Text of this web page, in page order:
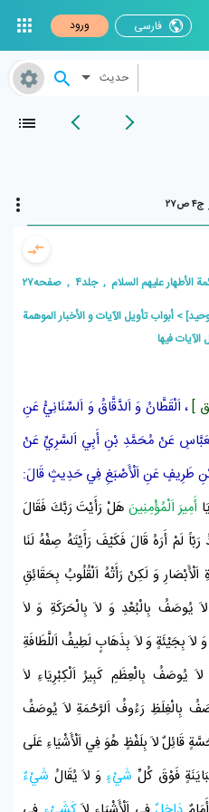
فارسی ورود
حدیث
ج۴ ص۲۷
علیهم السلام , جلد۴ , صفحه۲۷
أبواب تأويل الآيات و الأخبار الموهمة
]، اَلْقَطَّانُ وَ اَلدَّقَّاقُ وَ اَلسِّنَانِيُّ عَنِ
عَنْ مُحَمَّدِ بْنِ أَبِي اَلسَّرِيِّ عَنْ
طَرِيفٍعَنِ اَلْأَصْبَغِفِي حَدِيثٍ قَالَ:
أَمِيرَ اَلْمُؤْمِنِينَ هَلْ رَأَيْتَ رَبَّكَ فَقَالَ
لَمْ أَرَهُ قَالَ فَكَيْفَ رَأَيْتَهُ صِفْهُ لَنَا
وَ لَكِنْ رَأَتْهُ اَلْقُلُوبُ بِحَقَائِقِ
يُوصَفُ بِالْبُعْدِ وَ لاَ بِالْحَرَكَةِ وَ لاَ
لاَ بِجَيْئَةٍ وَ لاَ بِذَهَابٍ لَطِيفُ اَللَّطَافَةِ
يُوصَفُ بِالْعِظَمِ كَبِيرُ اَلْكِبْرِيَاءِ لاَ
بِالْغِلَظِ رَءُوفُ اَلرَّحْمَةِ لاَ يُوصَفُ
قَائِلٌ لاَ بِلَفْظٍ هُوَ فِي اَلْأَشْيَاءِ عَلَى
فَوْقَ كُلِّ شَيْءٍ وَ لاَ يُقَالُ شَيْءٌ